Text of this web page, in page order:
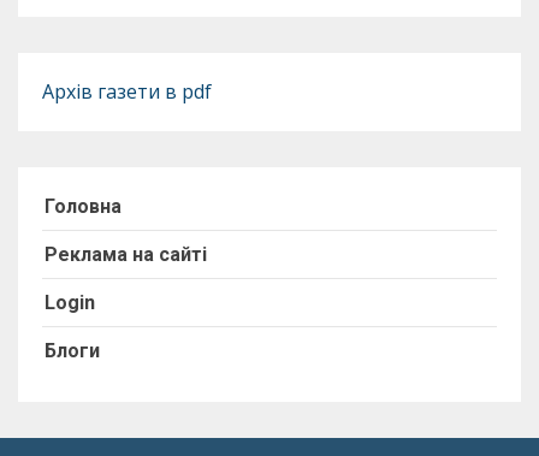
Архів газети в pdf
Головна
Реклама на сайті
Login
Блоги